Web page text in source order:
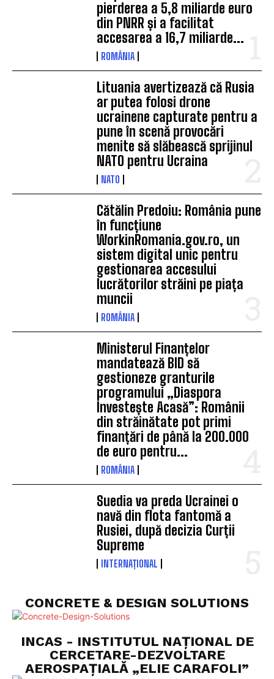
pierderea a 5,8 miliarde euro
din PNRR și a facilitat
accesarea a 16,7 miliarde...
ROMÂNIA
Lituania avertizează că Rusia
ar putea folosi drone
ucrainene capturate pentru a
pune în scenă provocări
menite să slăbească sprijinul
NATO pentru Ucraina
NATO
Cătălin Predoiu: România pune
în funcțiune
WorkinRomania.gov.ro, un
sistem digital unic pentru
gestionarea accesului
lucrătorilor străini pe piața
muncii
ROMÂNIA
Ministerul Finanțelor
mandatează BID să
gestioneze granturile
programului „Diaspora
Investește Acasă”: Românii
din străinătate pot primi
finanțări de până la 200.000
de euro pentru...
ROMÂNIA
Suedia va preda Ucrainei o
navă din flota fantomă a
Rusiei, după decizia Curții
Supreme
INTERNAȚIONAL
CONCRETE & DESIGN SOLUTIONS
INCAS - INSTITUTUL NAȚIONAL DE
CERCETARE-DEZVOLTARE
AEROSPAȚIALĂ „ELIE CARAFOLI”